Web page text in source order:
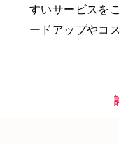
すいサービスを
ードアップやコ